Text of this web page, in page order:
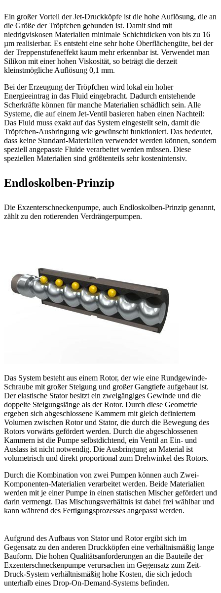
Ein großer Vorteil der Jet-Druckköpfe ist die hohe Auflösung, die an
die Größe der Tröpfchen gebunden ist. Damit sind mit
niedrigviskosen Materialien minimale Schichtdicken von bis zu 16
µm realisierbar. Es entsteht eine sehr hohe Oberflächengüte, bei der
der Treppenstufeneffekt kaum mehr erkennbar ist. Verwendet man
Silikon mit einer hohen Viskosität, so beträgt die derzeit
kleinstmögliche Auflösung 0,1 mm.
Bei der Erzeugung der Tröpfchen wird lokal ein hoher
Energieeintrag in das Fluid eingebracht. Dadurch entstehende
Scherkräfte können für manche Materialien schädlich sein. Alle
Systeme, die auf einem Jet-Ventil basieren haben einen Nachteil:
Das Fluid muss exakt auf das System eingestellt sein, damit die
Tröpfchen-Ausbringung wie gewünscht funktioniert. Das bedeutet,
dass keine Standard-Materialien verwendet werden können, sondern
speziell angepasste Fluide verarbeitet werden müssen. Diese
speziellen Materialien sind größtenteils sehr kostenintensiv.
Endloskolben-Prinzip
Die Exzenterschneckenpumpe, auch Endloskolben-Prinzip genannt,
zählt zu den rotierenden Verdrängerpumpen.
Das System besteht aus einem Rotor, der wie eine Rundgewinde-
Schraube mit großer Steigung und großer Gangtiefe aufgebaut ist.
Der elastische Stator besitzt ein zweigängiges Gewinde und die
doppelte Steigungslänge als der Rotor. Durch diese Geometrie
ergeben sich abgeschlossene Kammern mit gleich definiertem
Volumen zwischen Rotor und Stator, die durch die Bewegung des
Rotors vorwärts gefördert werden. Durch die abgeschlossenen
Kammern ist die Pumpe selbstdichtend, ein Ventil an Ein- und
Auslass ist nicht notwendig. Die Ausbringung an Material ist
volumetrisch und direkt proportional zum Drehwinkel des Rotors.
Durch die Kombination von zwei Pumpen können auch Zwei-
Komponenten-Materialien verarbeitet werden. Beide Materialien
werden mit je einer Pumpe in einen statischen Mischer gefördert und
darin vermengt. Das Mischungsverhältnis ist dabei frei wählbar und
kann während des Fertigungsprozesses angepasst werden.
Aufgrund des Aufbaus von Stator und Rotor ergibt sich im
Gegensatz zu den anderen Druckköpfen eine verhältnismäßig lange
Bauform. Die hohen Qualitätsanforderungen an die Bauteile der
Exzenterschneckenpumpe verursachen im Gegensatz zum Zeit-
Druck-System verhältnismäßig hohe Kosten, die sich jedoch
unterhalb eines Drop-On-Demand-Systems befinden.